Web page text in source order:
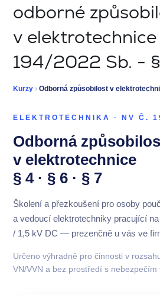
odborné
v elektrotechnice
194/2022 Sb. -
Kurzy › Odborná způsobilost v
ELEKTROTECHNIKA · NV Č.
Odborná
v elektrotechnice
§ 4 · § 6 · § 7
Školení a přezkoušení pro osoby
a vedoucí elektrotechniky pracující
/ 1,5 kV DC — prezenčně u vás ve
Určeno výhradně pro činnosti v
VN/VVN a bez prostředí s nebezpečím